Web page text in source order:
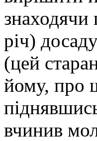
знаходячи
річ)
(цей
йому, про
вчинив